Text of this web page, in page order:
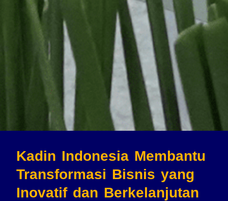
Kadin Indonesia Membantu
Transformasi Bisnis yang
Inovatif dan Berkelanjutan